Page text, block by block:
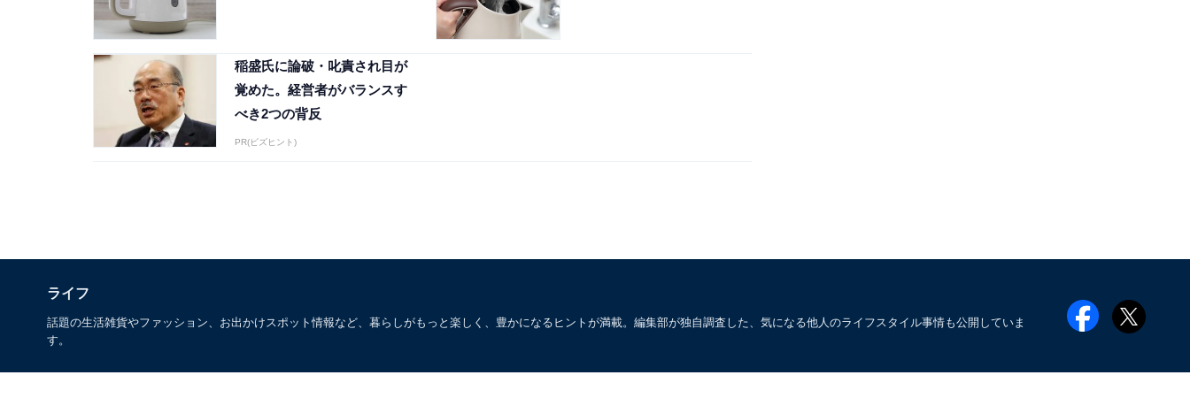
稲盛氏に論破・叱責され目が
覚めた。経営者がバランスす
べき2つの背反
PR(ビズヒント)
ライフ
話題の生活雑貨やファッション、お出かけスポット情報など、暮らしがもっと楽しく、豊かになるヒントが満載。編集部が独自調査した、気になる他人のライフスタイル事情も公開していま
す。